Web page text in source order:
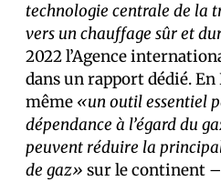
technologie centrale de la
vers un chauffage sûr et
2022 l’Agence
dans un rapport dédié. En
même «un outil essentiel
dépendance à l’égard du
peuvent réduire la
de gaz» sur le continent